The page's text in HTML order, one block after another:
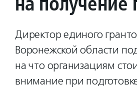
Директор единого
Воронежской области
на что организациям
внимание при